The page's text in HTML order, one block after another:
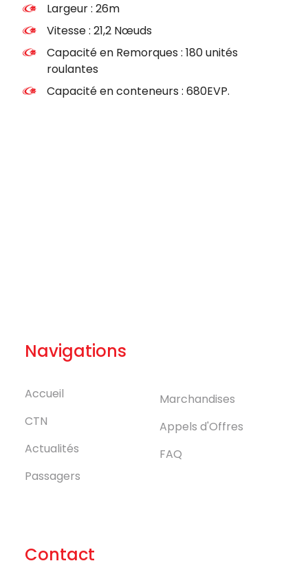
Largeur : 26m
Vitesse : 21,2 Nœuds
Capacité en Remorques : 180 unités
roulantes
Capacité en conteneurs : 680EVP.
Navigations
Accueil
CTN
Actualités
Passagers
Marchandises
Appels d'Offres
FAQ
Contact